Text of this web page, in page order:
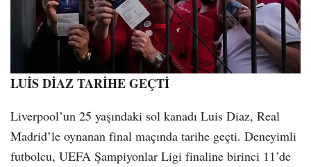
LUİS DİAZ TARİHE GEÇTİ
Liverpool’un 25 yaşındaki sol kanadı Luis Diaz, Real
Madrid’le oynanan final maçında tarihe geçti. Deneyimli
futbolcu, UEFA Şampiyonlar Ligi finaline birinci 11’de